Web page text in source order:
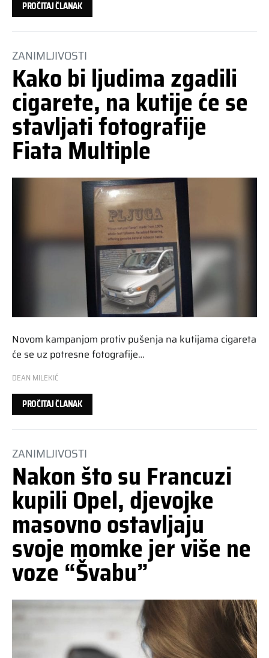
PROČITAJ ČLANAK
ZANIMLJIVOSTI
Kako bi ljudima zgadili
cigarete, na kutije će se
stavljati fotografije
Fiata Multiple
Novom kampanjom protiv pušenja na kutijama cigareta
će se uz potresne fotografije…
DEAN MILEKIĆ
PROČITAJ ČLANAK
ZANIMLJIVOSTI
Nakon što su Francuzi
kupili Opel, djevojke
masovno ostavljaju
svoje momke jer više ne
voze “Švabu”